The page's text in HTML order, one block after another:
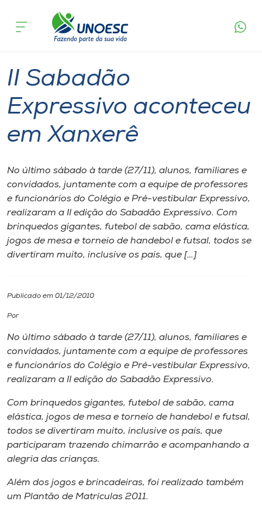
Cursos
Pesquisa
Atendimento ao Estudante
Portal de Ensino
A
Internacionalização
Cultura
Biblioteca
Editora
Rádio
acontece
II Sabadão
Expressivo aconteceu
em Xanxerê
No último sábado à tarde (27/11), alunos, familiares e
convidados, juntamente com a equipe de professores
e funcionários do Colégio e Pré-vestibular Expressivo,
realizaram a II edição do Sabadão Expressivo. Com
brinquedos gigantes, futebol de sabão, cama elástica,
jogos de mesa e torneio de handebol e futsal, todos se
divertiram muito, inclusive os pais, que […]
Publicado em 01/12/2010
Por
No último sábado à tarde (27/11), alunos, familiares e
convidados, juntamente com a equipe de professores
e funcionários do Colégio e Pré-vestibular Expressivo,
realizaram a II edição do Sabadão Expressivo.
Com brinquedos gigantes, futebol de sabão, cama
elástica, jogos de mesa e torneio de handebol e futsal,
todos se divertiram muito, inclusive os pais, que
participaram trazendo chimarrão e acompanhando a
alegria das crianças.
Além dos jogos e brincadeiras, foi realizado também
um Plantão de Matrículas 2011.